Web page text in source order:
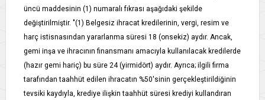
üncü maddesinin (1) numaralı fıkrası aşağıdaki şekilde
değiştirilmiştir. "(1) Belgesiz ihracat kredilerinin, vergi, resim ve
harç istisnasından yararlanma süresi 18 (onsekiz) aydır. Ancak,
gemi inşa ve ihracının finansmanı amacıyla kullanılacak kredilerde
(hazır gemi hariç) bu süre 24 (yirmidört) aydır. Ayrıca; ilgili firma
tarafından taahhüt edilen ihracatın %50'sinin gerçekleştirildiğinin
tevsiki kaydıyla, krediye ilişkin taahhüt süresi krediyi kullandıran